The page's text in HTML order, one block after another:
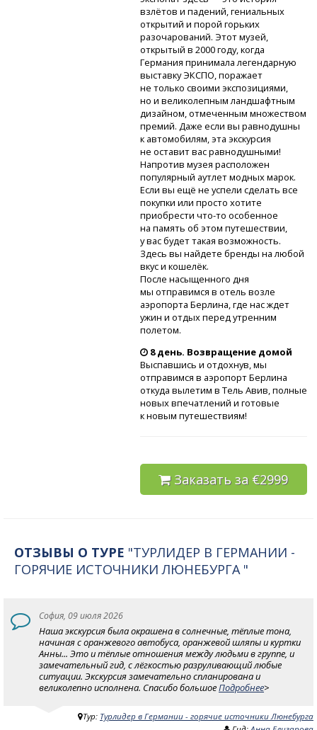
взлётов и падений, гениальных
открытий и порой горьких
разочарований. Этот музей,
открытый в 2000 году, когда
Германия принимала легендарную
выставку ЭКСПО, поражает
не только своими экспозициями,
но и великолепным ландшафтным
дизайном, отмеченным множеством
премий. Даже если вы равнодушны
к автомобилям, эта экскурсия
не оставит вас равнодушными!
Напротив музея расположен
популярный аутлет модных марок.
Если вы ещё не успели сделать все
покупки или просто хотите
приобрести что-то особенное
на память об этом путешествии,
у вас будет такая возможность.
Здесь вы найдете бренды на любой
вкус и кошелёк.
После насыщенного дня
мы отправимся в отель возле
аэропорта Берлина, где нас ждет
ужин и отдых перед утренним
полетом.
8 день. Возвращение домой
Выспавшись и отдохнув, мы
отправимся в аэропорт Берлина
откуда вылетим в Тель Авив, полные
новых впечатлений и готовые
к новым путешествиям!
Заказать за €2999
ОТЗЫВЫ О ТУРЕ "ТУРЛИДЕР В ГЕРМАНИИ -
ГОРЯЧИЕ ИСТОЧНИКИ ЛЮНЕБУРГА "
София, 09 июля 2026
Наша экскурсия была окрашена в солнечные, тёплые тона,
начиная с оранжевого автобуса, оранжевой шляпы и куртки
Анны... Это и тёплые отношения между людьми в группе, и
замечательный гид, с лёгкостью разруливающий любые
ситуации. Экскурсия замечательно спланирована и
великолепно исполнена. Спасибо большоеПодробнее>
Тур: Турлидер в Германии - горячие источники Люнебурга